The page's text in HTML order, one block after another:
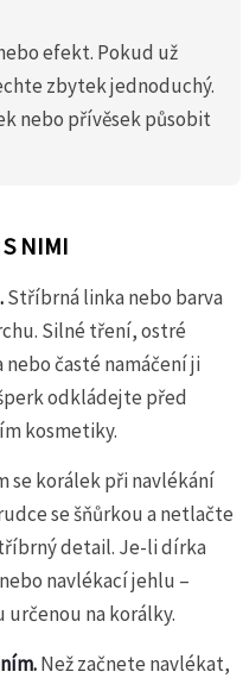
efekt. Pokud už
zbytek jednoduchý.
nebo přívěsek působit
NIMI
Stříbrná linka nebo barva
Silné tření, ostré
časté namáčení ji
odkládejte před
kosmetiky.
se korálek při navlékání
se šňůrkou a netlačte
detail. Je-li dírka
navlékací jehlu –
na korálky.
Než začnete navlékat,